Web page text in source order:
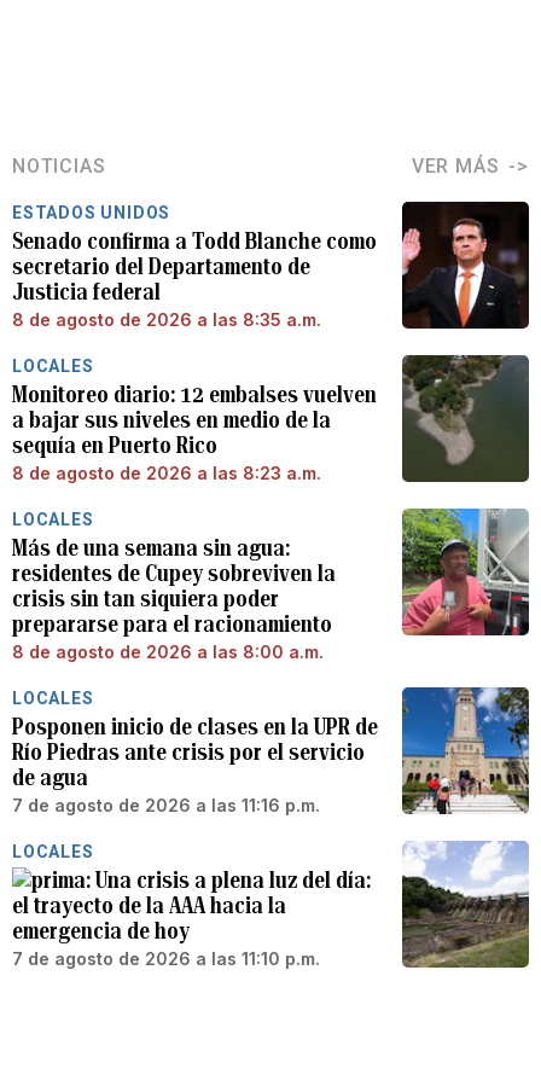
NOTICIAS VER MÁS
ESTADOS UNIDOS
Senado confirma a Todd Blanche como
secretario del Departamento de
Justicia federal
8 de agosto de 2026 a las 8:35 a.m.
LOCALES
Monitoreo diario: 12 embalses vuelven
a bajar sus niveles en medio de la
sequía en Puerto Rico
8 de agosto de 2026 a las 8:23 a.m.
LOCALES
Más de una semana sin agua:
residentes de Cupey sobreviven la
crisis sin tan siquiera poder
prepararse para el racionamiento
8 de agosto de 2026 a las 8:00 a.m.
LOCALES
Posponen inicio de clases en la UPR de
Río Piedras ante crisis por el servicio
de agua
7 de agosto de 2026 a las 11:16 p.m.
LOCALES
Una crisis a plena luz del día:
el trayecto de la AAA hacia la
emergencia de hoy
7 de agosto de 2026 a las 11:10 p.m.